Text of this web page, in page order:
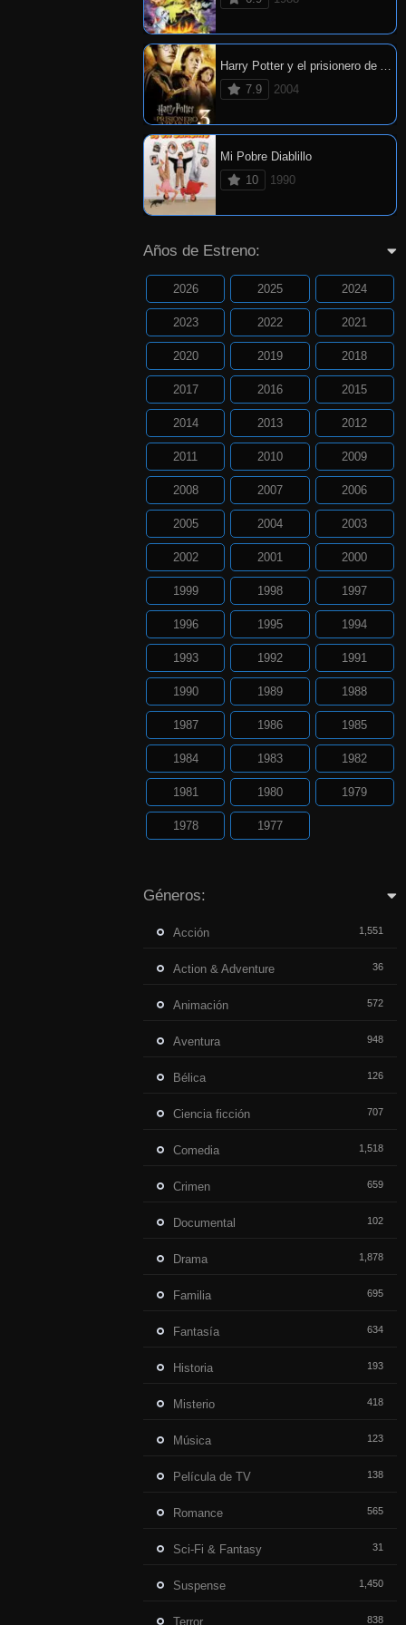
Harry Potter y el prisionero de Azkaban
7.9
2004
Mi Pobre Diablillo
10
1990
Años de Estreno:
2026 2025 2024
2023 2022 2021
2020 2019 2018
2017 2016 2015
2014 2013 2012
2011 2010 2009
2008 2007 2006
2005 2004 2003
2002 2001 2000
1999 1998 1997
1996 1995 1994
1993 1992 1991
1990 1989 1988
1987 1986 1985
1984 1983 1982
1981 1980 1979
1978 1977
Géneros:
Acción 1,551
Action & Adventure 36
Animación 572
Aventura 948
Bélica 126
Ciencia ficción 707
Comedia 1,518
Crimen 659
Documental 102
Drama 1,878
Familia 695
Fantasía 634
Historia 193
Misterio 418
Música 123
Película de TV 138
Romance 565
Sci-Fi & Fantasy 31
Suspense 1,450
Terror 838